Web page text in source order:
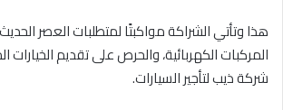
هذا وتأتي الشراكة مواكبتًا لمتطلبات العصر
المركبات الكهربائية، والحرص على تقديم الخيارات
شركة ذيب لتأجير السيارات.